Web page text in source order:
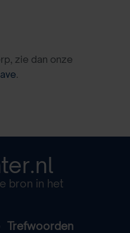
zie dan onze
.
bron in het
Trefwoorden